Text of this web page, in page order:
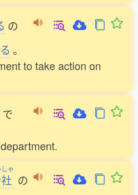
の
。
to take action on
で
ゃ
の